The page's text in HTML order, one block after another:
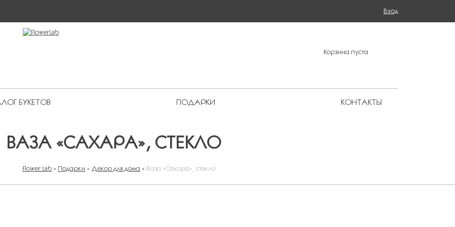
ФОРМА ПОИСКАВход
Корзина пуста
БУКЕТОВ ПОДАРКИ КОНТАКТЫ
ВАЗА «САХАРА», СТЕКЛО
Flower Lab » Подарки » Декор для дома » Ваза «Сахара», стекло